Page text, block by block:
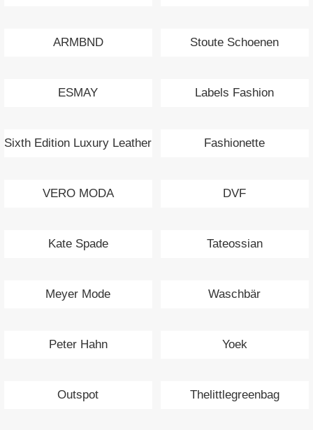
ARMBND Stoute Schoenen
ESMAY Labels Fashion
Sixth Edition Luxury Leather Fashionette
VERO MODA DVF
Kate Spade Tateossian
Meyer Mode Waschbär
Peter Hahn Yoek
Outspot Thelittlegreenbag